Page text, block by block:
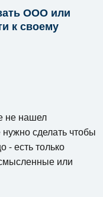
ООО или
к своему
не нашел
сделать чтобы
- есть только
или